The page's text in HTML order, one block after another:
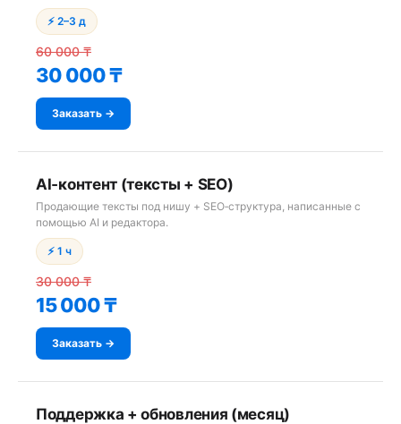
⚡ 2–3 д
60 000 ₸
30 000 ₸
Заказать →
AI‑контент (тексты + SEO)
Продающие тексты под нишу + SEO‑структура, написанные c
помощью AI и редактора.
⚡ 1 ч
30 000 ₸
15 000 ₸
Заказать →
Поддержка + обновления (месяц)